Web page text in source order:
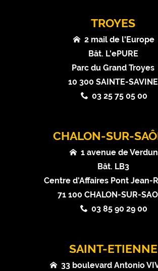
TROYES
2 mail de l'Europe
Bât. L'ePURE
Parc du Grand Troyes
10 300 SAINTE-SAVINE
03 25 75 05 00
CHALON-SUR-
1 avenue de Verdun
Bât. LB3
Centre d'Affaires Pont Jean-
71 100 CHALON-SUR-
03 85 90 29 00
SAINT-ETIENNE
33 boulevard Antonio